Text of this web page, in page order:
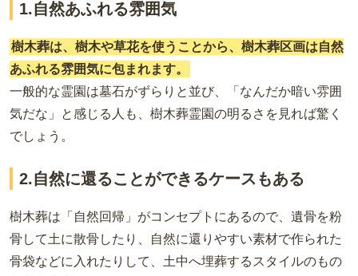
1.自然あふれる雰囲気
樹木葬は、樹木や草花を使うことから、樹木葬区画は自然
あふれる雰囲気に包まれます。
一般的な霊園は墓石がずらりと並び、「なんだか暗い雰囲
気だな」と感じる人も、樹木葬霊園の明るさを見れば驚く
でしょう。
2.自然に還ることができるケースもある
樹木葬は「自然回帰」がコンセプトにあるので、遺骨を粉
骨して土に散骨したり、自然に還りやすい素材で作られた
骨袋などに入れたりして、土中へ埋葬するスタイルのもの